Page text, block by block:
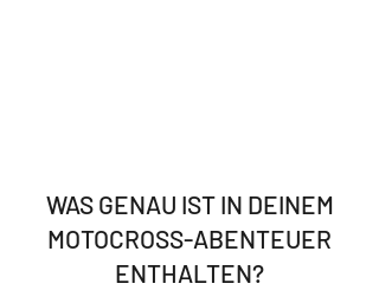
WAS GENAU IST IN DEINEM
MOTOCROSS-ABENTEUER
ENTHALTEN?